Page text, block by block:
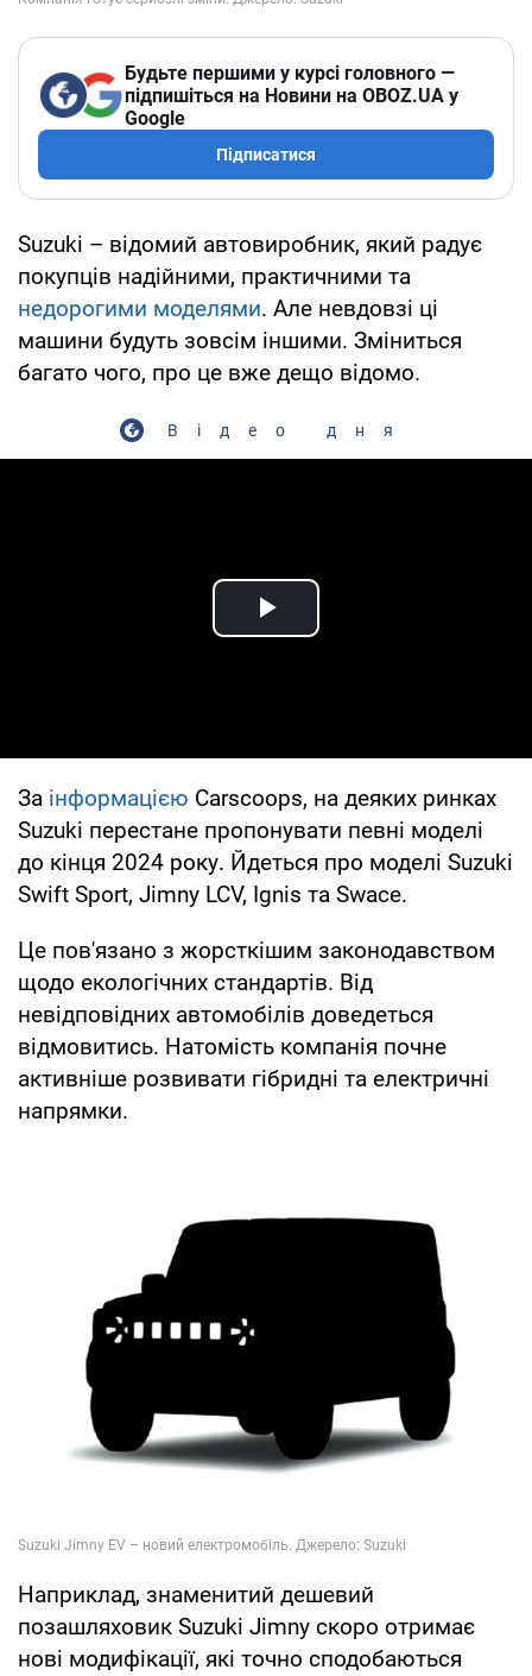
Будьте першими у курсі головного —
підпишіться на Новини на OBOZ.UA у
Google
Підписатися
Suzuki – відомий автовиробник, який радує
покупців надійними, практичними та
недорогими моделями. Але невдовзі ці
машини будуть зовсім іншими. Зміниться
багато чого, про це вже дещо відомо.
Відео дня
Play Video
За інформацією Carscoops, на деяких ринках
Suzuki перестане пропонувати певні моделі
до кінця 2024 року. Йдеться про моделі Suzuki
Swift Sport, Jimny LCV, Ignis та Swace.
Це пов'язано з жорсткішим законодавством
щодо екологічних стандартів. Від
невідповідних автомобілів доведеться
відмовитись. Натомість компанія почне
активніше розвивати гібридні та електричні
напрямки.
Наприклад, знаменитий дешевий
позашляховик Suzuki Jimny скоро отримає
нові модифікації, які точно сподобаються